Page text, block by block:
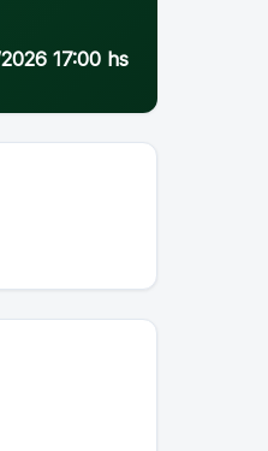
17:00 hs